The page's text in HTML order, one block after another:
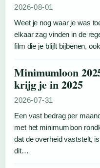
2026-08-01
Weet je nog waar je was
elkaar zag vinden in de
film die je blijft bijbenen,
Minimumloon
krijg je in 2025
2026-07-31
Een vast bedrag per
met het minimumloon
dat de overheid vaststelt,
dit…